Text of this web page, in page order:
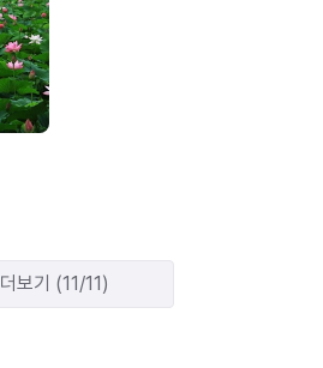
더보기 (11/11)